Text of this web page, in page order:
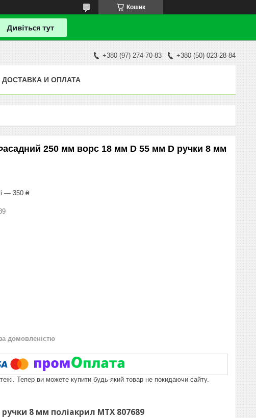
Кошик
+380 (97) 274-70-83 +380 (50) 023-28-84
ДОСТАВКА И ОПЛАТА
250 мм ворс 18 мм D 55 мм D ручки 8 мм
— 350 ₴
домовленістю
Тепер ви можете купити будь-який товар не покидаючи сайту.
8 мм поліакрил MTX 807689